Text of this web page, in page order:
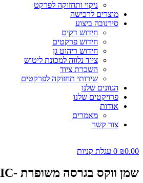
ניקוי ותחזוקה לפרקט
מוצרים לרכישה
סירנובה ביצוע
חידוש דקים
חידוש פרקטים
חידוש ריהוט גן
ציוד נלווה למכונת ליטוש
השכרת ציוד
שירותי תחזוקה לפרקטים
הגוונים שלנו
פרויקטים שלנו
אודות
מאמרים
צור קשר
₪0.00
0 עגלת קניות
שמן ווקס בגרסה משופרת -HARDWAXOIL MAGIC